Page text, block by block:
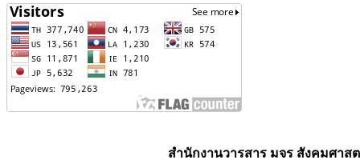
สำนักงานวารสาร มจร สังคมศาส